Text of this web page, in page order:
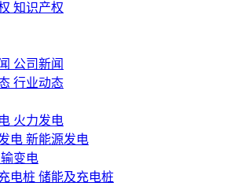
知识产权
公司新闻
行业动态
火力发电
新能源发电
输变电
储能及充电桩